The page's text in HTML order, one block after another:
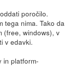
poročilo.
tega nima. Tako da
(free, windows), v
v edavki.
in platform-